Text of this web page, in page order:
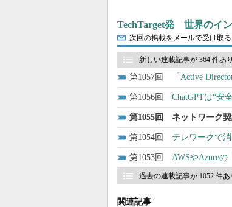
TechTarget発 世界のイ
次回の掲載をメールで受け取る
新しい連載記事が 364 件あ
1057 「Active
1056 ChatGPTは“安
1055 ネットワーク
1054 テレワークで
1053 AWSやAzure
過去の連載記事が 1052 件
関連記事